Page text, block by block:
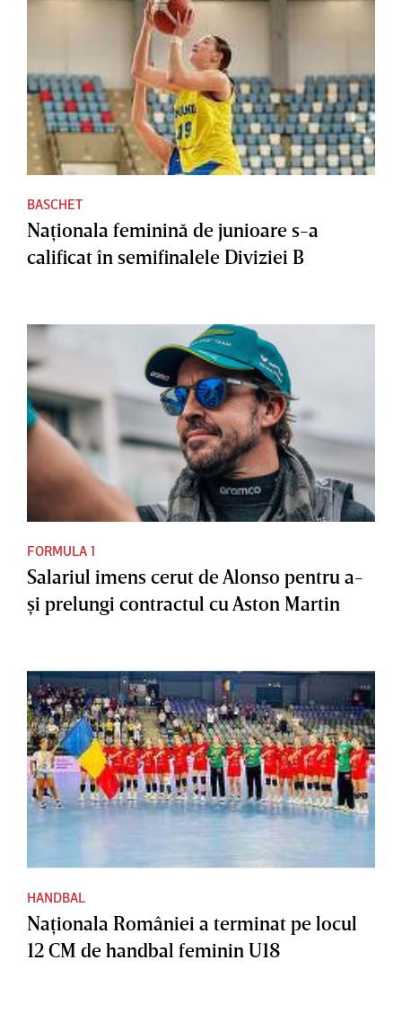
BASCHET
Naţionala feminină de junioare s-a
calificat în semifinalele Diviziei B
FORMULA 1
Salariul imens cerut de Alonso pentru a-
şi prelungi contractul cu Aston Martin
HANDBAL
Naţionala României a terminat pe locul
12 CM de handbal feminin U18